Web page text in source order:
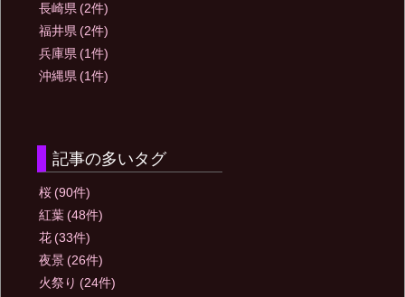
長崎県 (2件)
福井県 (2件)
兵庫県 (1件)
沖縄県 (1件)
記事の多いタグ
桜 (90件)
紅葉 (48件)
花 (33件)
夜景 (26件)
火祭り (24件)